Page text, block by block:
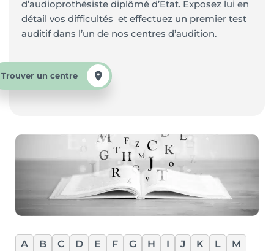
d’audioprothésiste diplômé d’Etat. Exposez lui en
détail vos difficultés et effectuez un premier test
auditif dans l’un de nos centres d’audition.
Trouver un centre
A B C D E F G H I J K L
M